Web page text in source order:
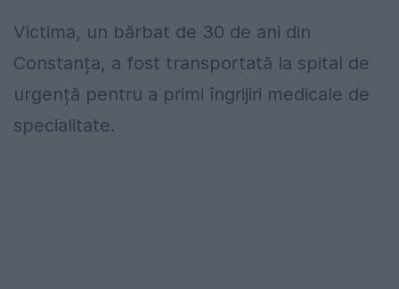
Victima, un bărbat de 30 de ani din
Constanța, a fost transportată la spital de
urgență pentru a primi îngrijiri medicale de
specialitate.